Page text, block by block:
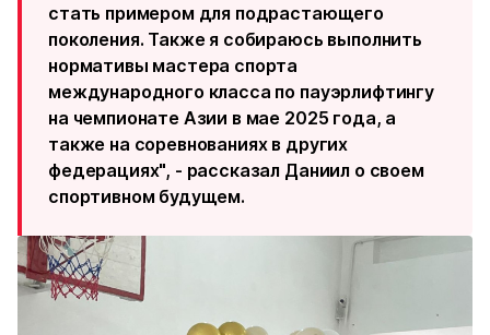
стать примером для подрастающего
поколения. Также я собираюсь выполнить
нормативы мастера спорта
международного класса по пауэрлифтингу
на чемпионате Азии в мае 2025 года, а
также на соревнованиях в других
федерациях", - рассказал Даниил о своем
спортивном будущем.